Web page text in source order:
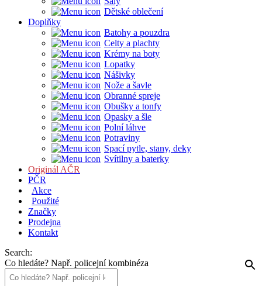
Dětské oblečení
Doplňky
Batohy a pouzdra
Celty a plachty
Krémy na boty
Lopatky
Nášivky
Nože a šavle
Obranné spreje
Obušky a tonfy
Opasky a šle
Polní láhve
Potraviny
Spací pytle, stany, deky
Svítilny a baterky
Originál AČR
PČR
Akce
Použité
Značky
Prodejna
Kontakt
Search:
Co hledáte? Např. policejní kombinéza